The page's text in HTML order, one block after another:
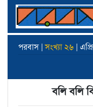
পরবাস |সংখ্যা ২৬ |
বলি বলি